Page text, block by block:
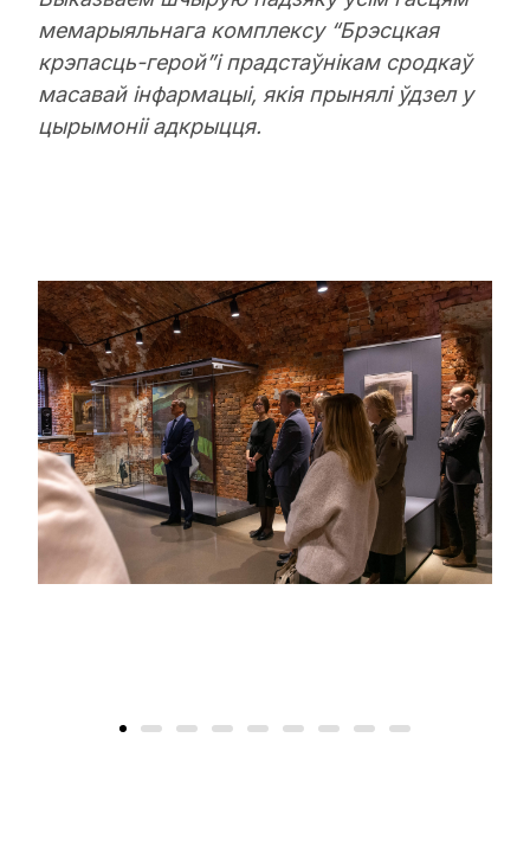
мемарыяльнага комплексу “Брэсцкая
крэпасць-герой”і прадстаўнікам сродкаў
масавай інфармацыі, якія прынялі ўдзел у
цырымоніі адкрыцця.